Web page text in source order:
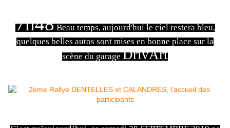
7h48 Beau temps, aujourd'hui le ciel restera bleu,
quelques belles autos sont mises en bonne place sur la
scène du garage DrivArt